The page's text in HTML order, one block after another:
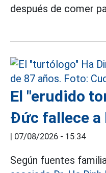
después de comer
El "erudido
Đức fallece a
| 07/08/2026 - 15:34
Según fuentes